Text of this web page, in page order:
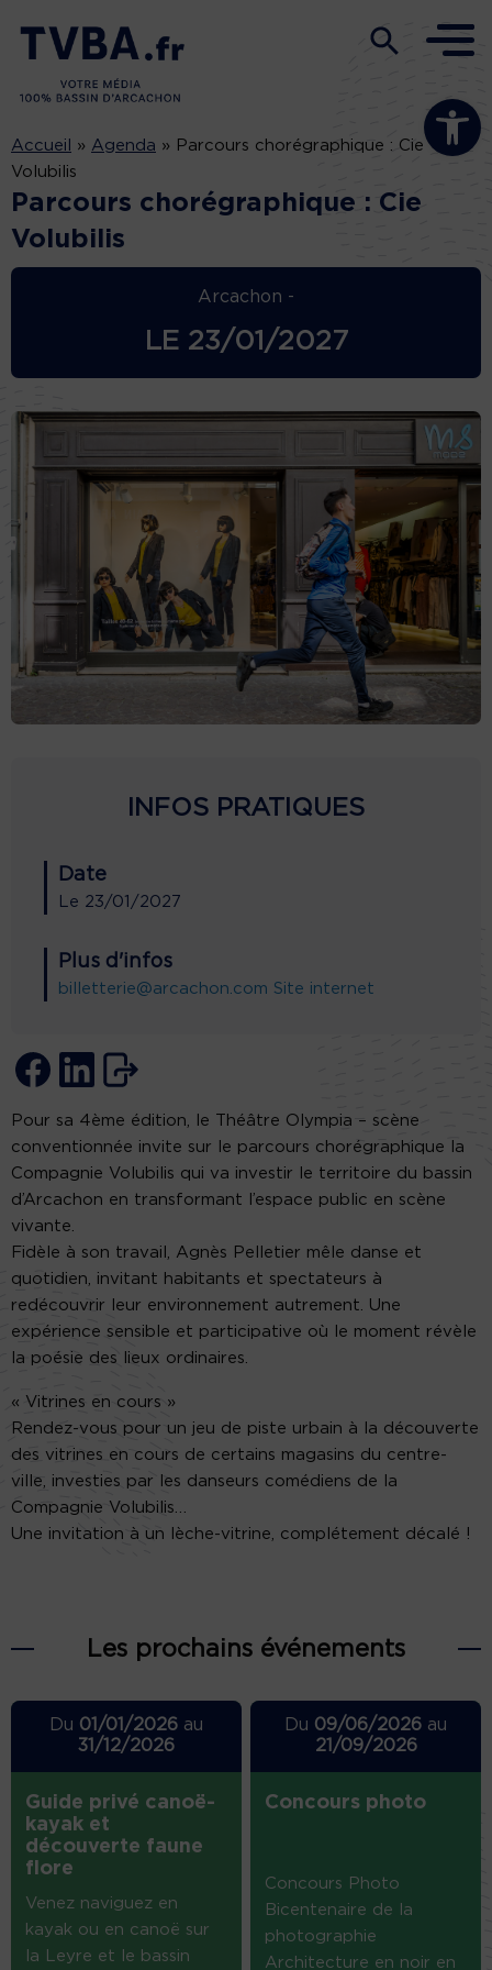
Ouvrir la
Accueil » Agenda » Parcours chorégraphique : Cie
Volubilis
Parcours chorégraphique : Cie
Volubilis
Arcachon -
LE 23/01/2027
INFOS PRATIQUES
Date
Le 23/01/2027
Plus d'infos
billetterie@arcachon.com Site internet
Pour sa 4ème édition, le Théâtre Olympia – scène
conventionnée invite sur le parcours chorégraphique la
Compagnie Volubilis qui va investir le territoire du bassin
d’Arcachon en transformant l’espace public en scène
vivante.
Fidèle à son travail, Agnès Pelletier mêle danse et
quotidien, invitant habitants et spectateurs à
redécouvrir leur environnement autrement. Une
expérience sensible et participative où le moment révèle
la poésie des lieux ordinaires.
« Vitrines en cours »
Rendez-vous pour un jeu de piste urbain à la découverte
des vitrines en cours de certains magasins du centre-
ville, investies par les danseurs comédiens de la
Compagnie Volubilis…
Une invitation à un lèche-vitrine, complétement décalé !
Les prochains événements
Du 01/01/2026au
31/12/2026
Guide privé canoë-
kayak et
découverte faune
flore
Venez naviguez en
kayak ou en canoë sur
la Leyre et le bassin
Du 09/06/2026 au
21/09/2026
Concours photo
Concours Photo
Bicentenaire de la
photographie
Architecture en noir en